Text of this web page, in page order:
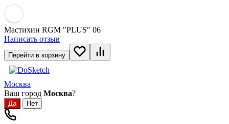
Мастихин RGM "PLUS" 06
Написать отзыв
Перейти в корзину
Москва
Ваш город Москва?